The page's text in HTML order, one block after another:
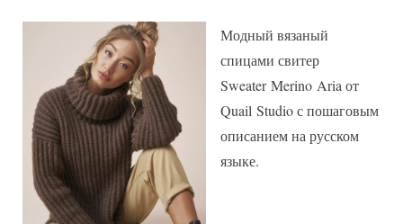
воротником
Sweater Merino Aria
Модный вязаный
спицами свитер
Sweater Merino Aria от
Quail Studio с пошаговым
описанием на русском
языке.